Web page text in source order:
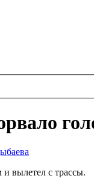
вылетел с трассы.